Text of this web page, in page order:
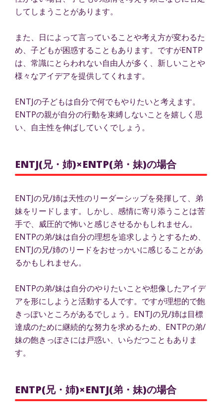
してしまうことがあります。
また、日によって言っていることや考え方が変わるた
め、子どもが困惑することもあります。ですがENTP
は、常識にとらわれない自由人が多く、新しいことや
様々なアイデアを提供してくれます。
ENTJの子どもは自分で何でもやりたいと考えます。
ENTPの親が自分の行動を束縛しないことを嬉しく思
い、自主性を伸ばしていくでしょう。
ENTJ(兄・姉)×ENTP(弟・妹)の場合
ENTJの兄/姉は天性のリーダーシップを発揮して、弟
妹をリードします。しかし、感情に寄り添うことは苦
手で、威圧的で怖いと感じさせるかもしれません。
ENTPの弟/妹は自分の理想を追求しようとするため、
ENTJの兄/姉のリードをおせっかいに感じることがあ
るかもしれません。
ENTPの弟/妹は自分のやりたいことや想像したアイデ
アを形にしようと活動する人です。ですが理想的で飽
きっぽいところがあるでしょう。ENTJの兄/姉は目標
達成のために継続的な努力を求めるため、ENTPの弟/
妹の飽きっぽさには戸惑い、いらだつこともありま
す。
ENTP(兄・姉)×ENTJ(弟・妹)の場合